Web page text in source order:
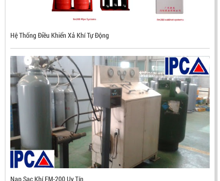
ĐẦU BÁO LỬA CHỐNG NỔ CHỐNG NƯỚC UV/IR- UX300
LIÊN HỆ
Mã sản phẩm: UX300
Hệ Thống Điều Khiển Xả Khí Tự Động
Nạp Sạc Khí FM-200 Uy Tín